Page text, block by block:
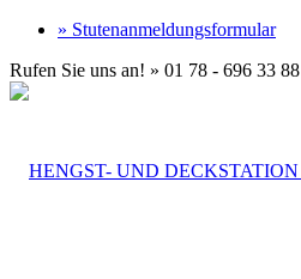
» Stutenanmeldungsformular
Rufen Sie uns an! » 01 78 - 696 33 88